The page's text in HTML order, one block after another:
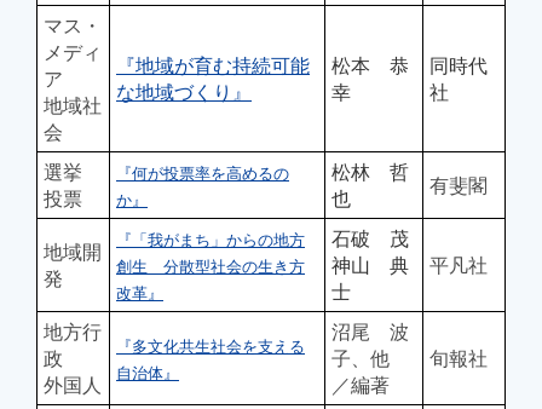
マス・
メディ
ア
地域社
会
『地域が育む持続可能
な地域づくり』
松本 恭
幸
同時代
社
選挙
投票
『何が投票率を高めるの
か』
松林 哲
也
有斐閣
地域開
発
『「我がまち」からの地方
創生 分散型社会の生き方
改革』
石破 茂
神山 典
士
平凡社
地方行
政
外国人
『多文化共生社会を支える
自治体』
沼尾 波
子、他
／編著
旬報社